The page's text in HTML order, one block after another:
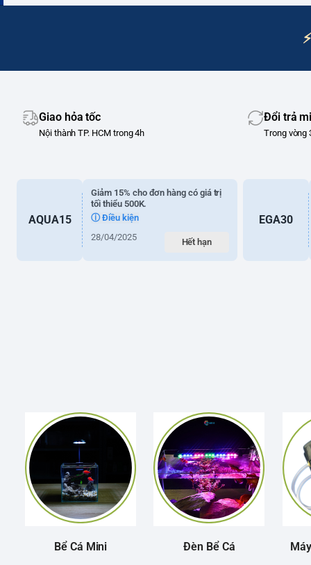
Giao hỏa tốc
Nội thành TP. HCM trong 4h
Đổi trả
Trong vòng
AQUA15
Giảm 15% cho đơn hàng có giá trị
tối thiểu 500K.
ⓘ Điều kiện
28/04/2025
Hết hạn
EGA30
Bể Cá Mini Đèn Bể Cá